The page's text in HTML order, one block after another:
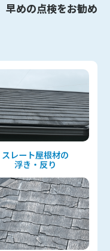
早めの点検をお勧め
スレート屋根材の
浮き・反り